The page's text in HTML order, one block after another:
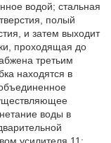
водой; стальная
полый
и затем выходит
проходящая до
третьим
находятся в
воды в